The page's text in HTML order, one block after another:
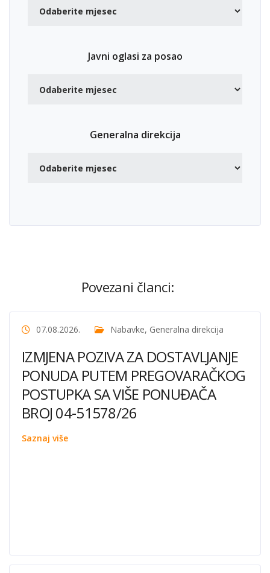
Javni oglasi za posao
Generalna direkcija
Povezani članci:
07.08.2026. Nabavke, Generalna direkcija
IZMJENA POZIVA ZA DOSTAVLJANJE
PONUDA PUTEM PREGOVARAČKOG
POSTUPKA SA VIŠE PONUĐAČA
BROJ 04-51578/26
Saznaj više